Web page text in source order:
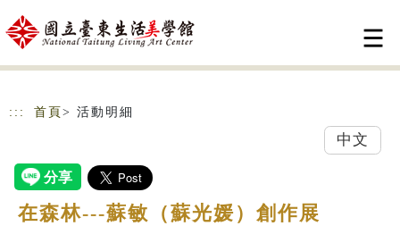
跳到主要內容
網站導覽
::: 首頁 > 活動明細
中文
在森林---蘇敏（蘇光媛）創作展